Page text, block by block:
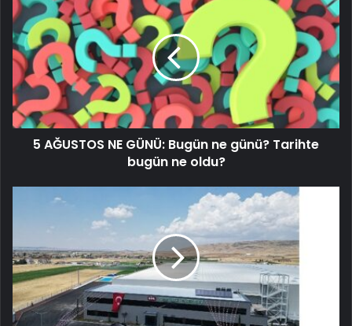
5 AĞUSTOS NE GÜNÜ: Bugün ne günü? Tarihte
bugün ne oldu?